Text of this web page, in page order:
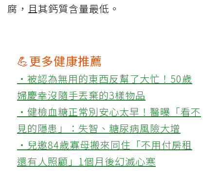
腐，且其鈣質含量最低。
💪更多健康推薦
‧被認為無用的東西反幫了大忙！50歲
婦慶幸沒隨手丟棄的3樣物品
‧健檢血糖正常別安心太早！醫曝「看不
見的隱患」：失智、糖尿病風險大增
‧兒邀84歲寡母搬來同住「不用付房租
還有人照顧」1個月後幻滅心寒